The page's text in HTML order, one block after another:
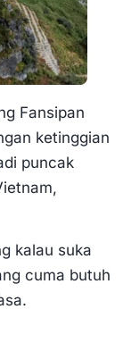
Fansipan
ketinggian
puncak
kalau suka
cuma butuh